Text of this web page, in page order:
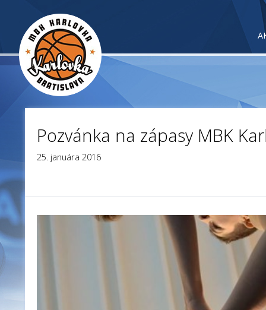
Pozvánka na zápasy MBK
25. januára 2016